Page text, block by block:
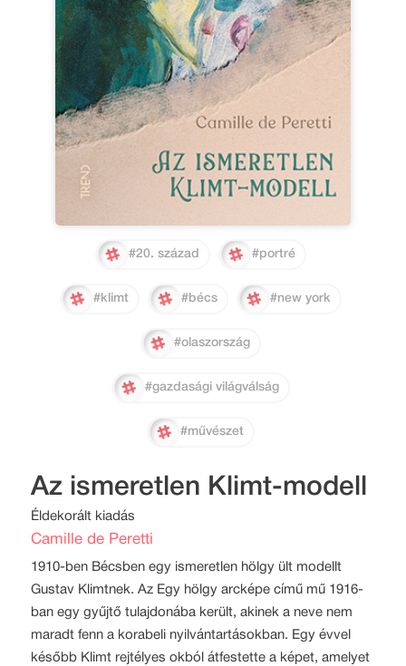
#20. század #portré
#klimt #bécs #new york
#olaszország
#gazdasági világválság
#művészet
Az ismeretlen Klimt-modell
Éldekorált kiadás
Camille de Peretti
1910-ben Bécsben egy ismeretlen hölgy ült modellt
Gustav Klimtnek. Az Egy hölgy arcképe című mű 1916-
ban egy gyűjtő tulajdonába került, akinek a neve nem
maradt fenn a korabeli nyilvántartásokban. Egy évvel
később Klimt rejtélyes okból átfestette a képet, amelyet